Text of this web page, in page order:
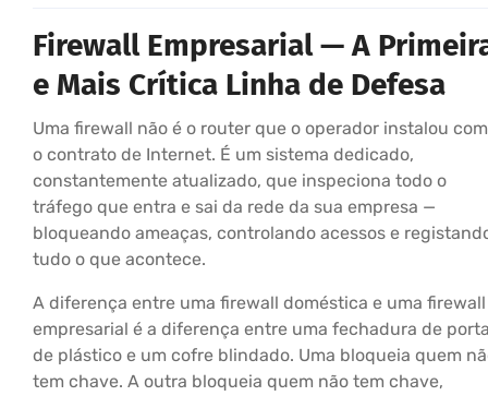
Firewall Empresarial — A
e Mais Crítica Linha de Defesa
Uma firewall não é o router que o operador instalou com
o contrato de Internet. É um sistema dedicado,
constantemente atualizado, que inspeciona todo o
tráfego que entra e sai da rede da sua empresa —
bloqueando ameaças, controlando acessos e
tudo o que acontece.
A diferença entre uma firewall doméstica e uma firewall
empresarial é a diferença entre uma fechadura de
de plástico e um cofre blindado. Uma bloqueia quem
tem chave. A outra bloqueia quem não tem chave,